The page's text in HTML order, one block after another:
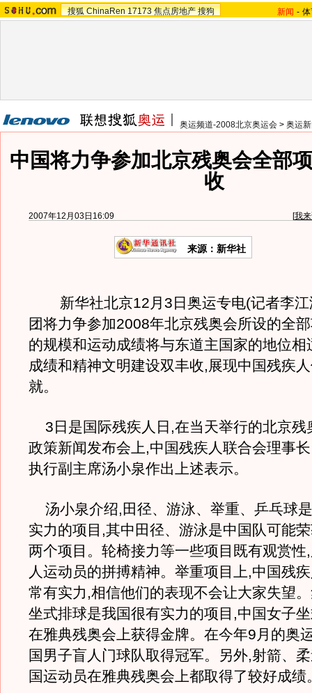
搜狐 ChinaRen 17173 焦点房地产 搜狗 新闻 -
奥运频道-2008北京奥运会 > 奥运
中国将力争参加北京残奥会全部
收
2007年12月03日16:09 [我
来源：新华社
新华社北京12月3日奥运专电(记者李江
团将力争参加2008年北京残奥会所设的全
的规模和运动成绩将与东道主国家的地位相
成绩和精神文明建设双丰收,展现中国残疾
就。
3日是国际残疾人日,在当天举行的北京残
政策新闻发布会上,中国残疾人联合会理事
执行副主席汤小泉作出上述表示。
汤小泉介绍,田径、游泳、举重、乒乓球
实力的项目,其中田径、游泳是中国队可能
两个项目。轮椅接力等一些项目既有观赏性
人运动员的拼搏精神。举重项目上,中国残
常有实力,相信他们的表现不会让大家失望
坐式排球是我国很有实力的项目,中国女子
在雅典残奥会上获得金牌。在今年9月的奥
国男子盲人门球队取得冠军。另外,射箭、
国运动员在雅典残奥会上都取得了较好成绩